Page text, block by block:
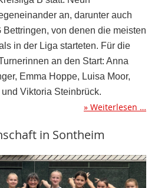
an, darunter auch
von denen die meisten
in der Liga starteten. Für die
an den Start: Anna
Emma Hoppe, Luisa Moor,
Viktoria Steinbrück.
Weiterlesen …
in Sontheim